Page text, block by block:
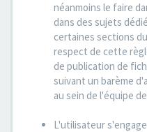
néanmoins le faire
dans des sujets
certaines sections
respect de cette
de publication de
suivant un barème
au sein de l'équipe
L'utilisateur